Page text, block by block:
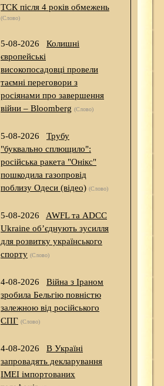
ТСК після 4 років обмежень
(Слово)
5-08-2026
Колишні
європейські
високопосадовці провели
таємні переговори з
росіянами про завершення
війни – Bloomberg (Слово)
5-08-2026
Трубу
"буквально сплющило":
російська ракета "Онікс"
пошкодила газопровід
поблизу Одеси (відео) (Слово)
5-08-2026
AWFL та ADCC
Ukraine об’єднують зусилля
для розвитку українського
спорту (Слово)
4-08-2026
Війна з Іраном
зробила Бельгію повністю
залежною від російського
СПГ (Слово)
4-08-2026
В Україні
запровадять декларування
IMEI імпортованих